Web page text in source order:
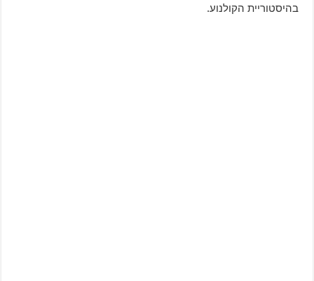
בהיסטוריית הקולנוע.